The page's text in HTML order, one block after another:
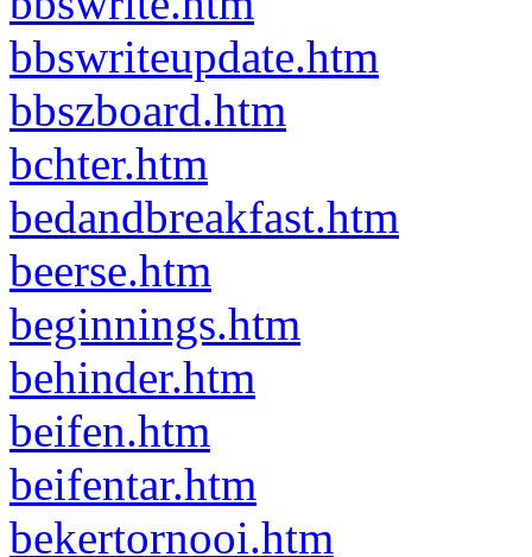
bbswriteupdate.htm
bbszboard.htm
bchter.htm
bedandbreakfast.htm
beerse.htm
beginnings.htm
behinder.htm
beifen.htm
beifentar.htm
bekertornooi.htm